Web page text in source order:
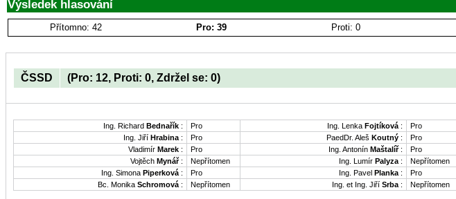
Výsledek hlasování
Přítomno: 42 Pro: 39 Proti: 0
ČSSD (Pro: 12, Proti: 0, Zdržel se: 0)
Ing. Richard Bednařík : Pro Ing. Lenka Fojtíková : Pro
Ing. Jiří Hrabina : Pro PaedDr. Aleš Koutný : Pro
Vladimír Marek : Pro Ing. Antonín Maštalíř: Pro
Vojtěch Mynář: Nepřítomen Ing. Lumír Palyza : Nepřítomen
Ing. Simona Piperková : Pro Ing. Pavel Planka : Pro
Bc. Monika Schromová : Nepřítomen Ing. et Ing. Jiří Srba : Nepřítomen